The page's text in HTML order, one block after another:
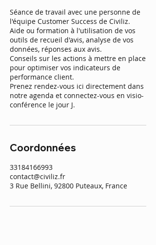
Séance de travail avec une personne de
l'équipe Customer Success de Civiliz.
Aide ou formation à l'utilisation de vos
outils de recueil d'avis, analyse de vos
données, réponses aux avis.
Conseils sur les actions à mettre en place
pour optimiser vos indicateurs de
performance client.
Prenez rendez-vous ici directement dans
notre agenda et connectez-vous en visio-
conférence le jour J.
Coordonnées
33184166993
contact@civiliz.fr
3 Rue Bellini, 92800 Puteaux, France